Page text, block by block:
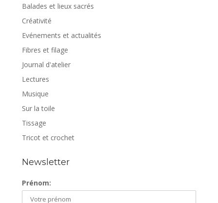
Balades et lieux sacrés
Créativité
Evénements et actualités
Fibres et filage
Journal d'atelier
Lectures
Musique
Sur la toile
Tissage
Tricot et crochet
Newsletter
Prénom: